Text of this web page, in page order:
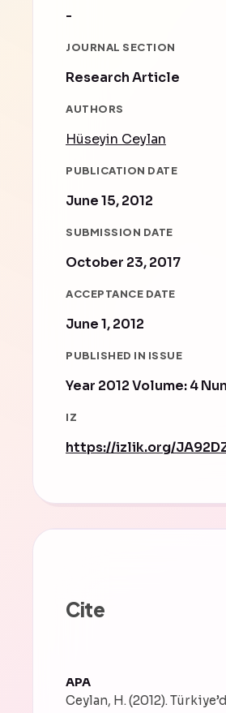
-
JOURNAL SECTION
Research Article
AUTHORS
Hüseyin Ceylan
PUBLICATION DATE
June 15, 2012
SUBMISSION DATE
October 23, 2017
ACCEPTANCE DATE
June 1, 2012
PUBLISHED IN ISSUE
Year 2012 Volume: 4
IZ
https://izlik.org/
Cite
APA
Ceylan, H. (2012).